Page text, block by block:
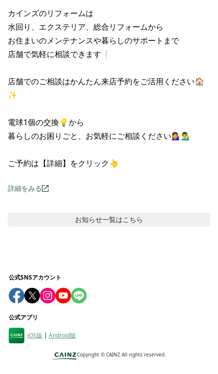
カインズのリフォームは
水回り、エクステリア、総合リフォームから
お住まいのメンテナンスや暮らしのサポートまで
店舗で気軽に相談できます❕
店舗でのご相談はかんたん来店予約をご活用ください🏠
✨
電球1個の交換💡から
暮らしのお困りごと、お気軽にご相談ください💁‍♀️💁‍♂️
ご予約は【詳細】をクリック👆
詳細をみる
お知らせ一覧はこちら
公式SNSアカウント
公式アプリ
iOS版 Android版
Copyright © CAINZ All rights reserved.